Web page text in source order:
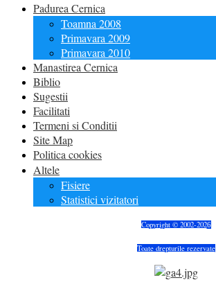
Padurea Cernica
Toamna 2008
Primavara 2009
Primavara 2010
Manastirea Cernica
Biblio
Sugestii
Facilitati
Termeni si Conditii
Site Map
Politica cookies
Altele
Fisiere
Statistici vizitatori
Copyright © 2002-2026
Toate drepturile rezervate